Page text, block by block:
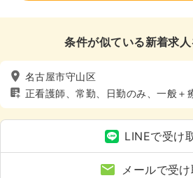
条件が似ている新着求
名古屋市守山区
正看護師、常勤、日勤のみ、一般＋
LINEで受け
メールで受け